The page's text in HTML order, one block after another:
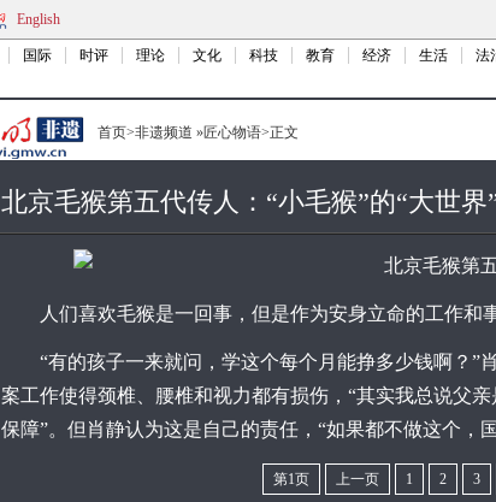
English
国际 时评 理论 文化 科技 教育 经济 生活 法
首页>非遗频道 »匠心物语>正文
北京毛猴第五代传人：“小毛猴”的“大世界
人们喜欢毛猴是一回事，但是作为安身立命的工作和事
“有的孩子一来就问，学这个每个月能挣多少钱啊？”
案工作使得颈椎、腰椎和视力都有损伤，“其实我总说父
保障”。但肖静认为这是自己的责任，“如果都不做这个，
第1页 上一页 1 2 3